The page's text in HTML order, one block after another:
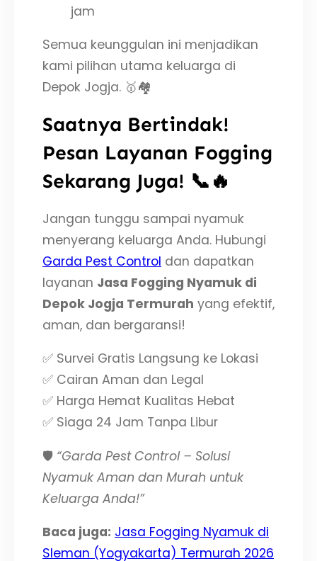
jam
Semua keunggulan ini menjadikan
kami pilihan utama keluarga di
Depok Jogja. 🥇🏘️
Saatnya Bertindak!
Pesan Layanan Fogging
Sekarang Juga! 📞🔥
Jangan tunggu sampai nyamuk
menyerang keluarga Anda. Hubungi
Garda Pest Control dan dapatkan
layanan Jasa Fogging Nyamuk di
Depok Jogja Termurah yang efektif,
aman, dan bergaransi!
✅ Survei Gratis Langsung ke Lokasi
✅ Cairan Aman dan Legal
✅ Harga Hemat Kualitas Hebat
✅ Siaga 24 Jam Tanpa Libur
🛡️ “Garda Pest Control – Solusi
Nyamuk Aman dan Murah untuk
Keluarga Anda!”
Baca juga: Jasa Fogging Nyamuk di
Sleman (Yogyakarta) Termurah 2026